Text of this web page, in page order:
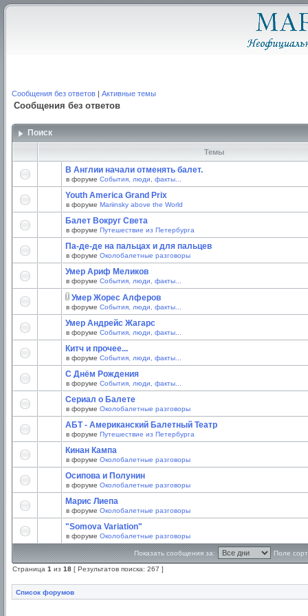
Сообщения без ответов | Активные темы
Сообщения без ответов
Поиск
Темы
В Англии начали отменять балет.
в форуме События, люди, факты...
Youth America Grand Prix
в форуме Mariinsky above the World
Балет Вокруг Света
в форуме Путешествие из Петербурга
Па-де-де на пальцах и для пальцев
в форуме Околобалетные разговоры
Умер Ариф Меликов
в форуме События, люди, факты...
Умер Жорес Алферов
в форуме События, люди, факты...
Умер Андрейс Жагарс
в форуме События, люди, факты...
Китч и прочее...
в форуме События, люди, факты...
С Днём Рождения
в форуме События, люди, факты...
Сериал о Балете
в форуме Околобалетные разговоры
АБТ - Американский Балетный Театр
в форуме Путешествие из Петербурга
Кинан Кампа
в форуме Околобалетные разговоры
Осипова и Полунин
в форуме Околобалетные разговоры
Марис Лиепа
в форуме Околобалетные разговоры
"Somova Variation"
в форуме Околобалетные разговоры
Показать сообщения за: Поле
Страница 1 из 18 [ Результатов поиска: 267 ]
Список форумов